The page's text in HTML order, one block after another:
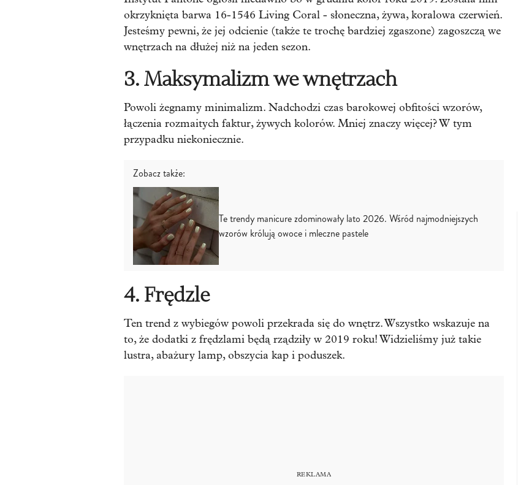
okrzyknięta barwa 16-1546 Living Coral - słoneczna, żywa, koralowa czerwień.
Jesteśmy pewni, że jej odcienie (także te trochę bardziej zgaszone) zagoszczą we
wnętrzach na dłużej niż na jeden sezon.
3. Maksymalizm we wnętrzach
Powoli żegnamy minimalizm. Nadchodzi czas barokowej obfitości wzorów,
łączenia rozmaitych faktur, żywych kolorów. Mniej znaczy więcej? W tym
przypadku niekoniecznie.
Zobacz także:
Te trendy manicure zdominowały lato 2026. Wśród najmodniejszych
wzorów królują owoce i mleczne pastele
4. Frędzle
Ten trend z wybiegów powoli przekrada się do wnętrz. Wszystko wskazuje na
to, że dodatki z frędzlami będą rządziły w 2019 roku! Widzieliśmy już takie
lustra, abażury lamp, obszycia kap i poduszek.